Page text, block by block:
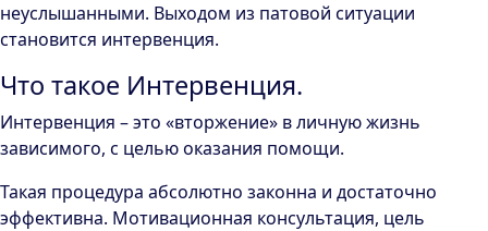
неуслышанными. Выходом из патовой ситуации
становится интервенция.
Что такое Интервенция.
Интервенция – это «вторжение» в личную жизнь
зависимого, с целью оказания помощи.
Такая процедура абсолютно законна и достаточно
эффективна. Мотивационная консультация, цель